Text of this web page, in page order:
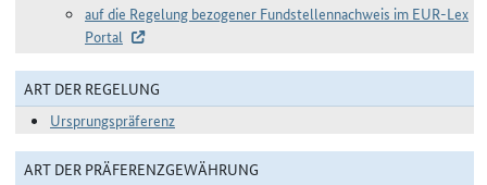
auf die Regelung bezogener Fundstellennachweis im EUR-Lex
Portal
ART DER REGELUNG
Ursprungspräferenz
ART DER PRÄFERENZGEWÄHRUNG